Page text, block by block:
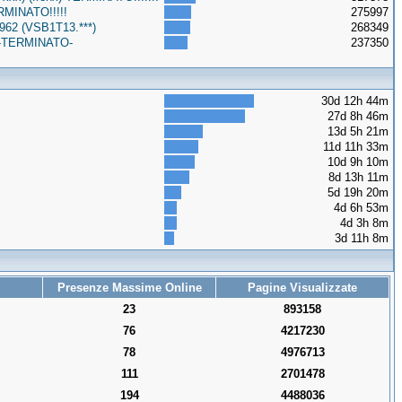
275997
(VSB1T13.***)
268349
237350
30d 12h 44m
27d 8h 46m
13d 5h 21m
11d 11h 33m
10d 9h 10m
8d 13h 11m
5d 19h 20m
4d 6h 53m
4d 3h 8m
3d 11h 8m
Presenze Massime Online
Pagine Visualizzate
23
893158
76
4217230
78
4976713
111
2701478
194
4488036